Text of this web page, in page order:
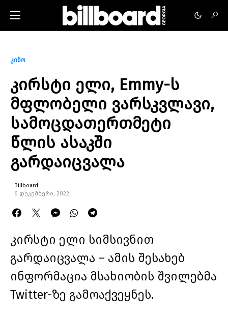
კინო
კირსტი ელი, Emmy-ს
მფლობელი ვარსკვლავი,
სამოცდათერთმეტი
წლის ასაკში
გარდაიცვალა
Billboard
6 დეკემბერი, 2022
კირსტი ელი სიმსივნით
გარდაიცვალა – ამის შესახებ
ინფორმაცია მსახიობის შვილებმა
Twitter-ზე გამოაქვეყნეს.